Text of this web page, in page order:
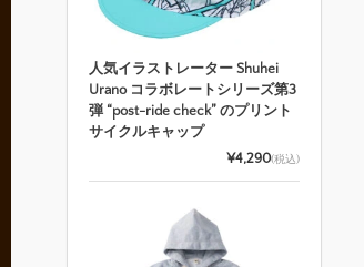
人気イラストレーター Shuhei
Urano コラボレートシリーズ第3
弾 “post-ride check” のプリント
サイクルキャップ
¥4,290(税込)